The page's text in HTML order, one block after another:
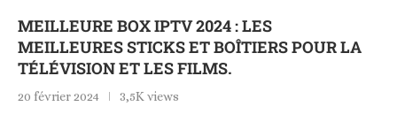
MEILLEURE BOX IPTV 2024 : LES
MEILLEURES STICKS ET BOÎTIERS POUR LA
TÉLÉVISION ET LES FILMS.
20 février 2024 3,5K views